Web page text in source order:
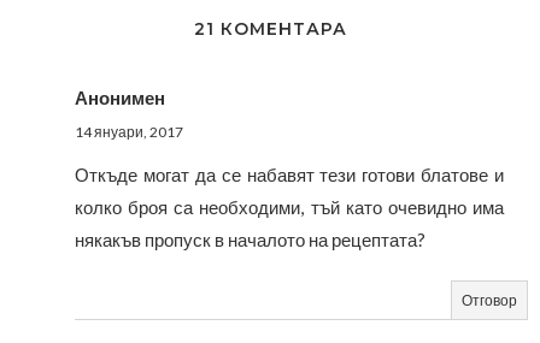
21 КОМЕНТАРА
Анонимен
14 януари, 2017
Откъде могат да се набавят тези готови блатове и
колко броя са необходими, тъй като очевидно има
някакъв пропуск в началото на рецептата?
Отговор